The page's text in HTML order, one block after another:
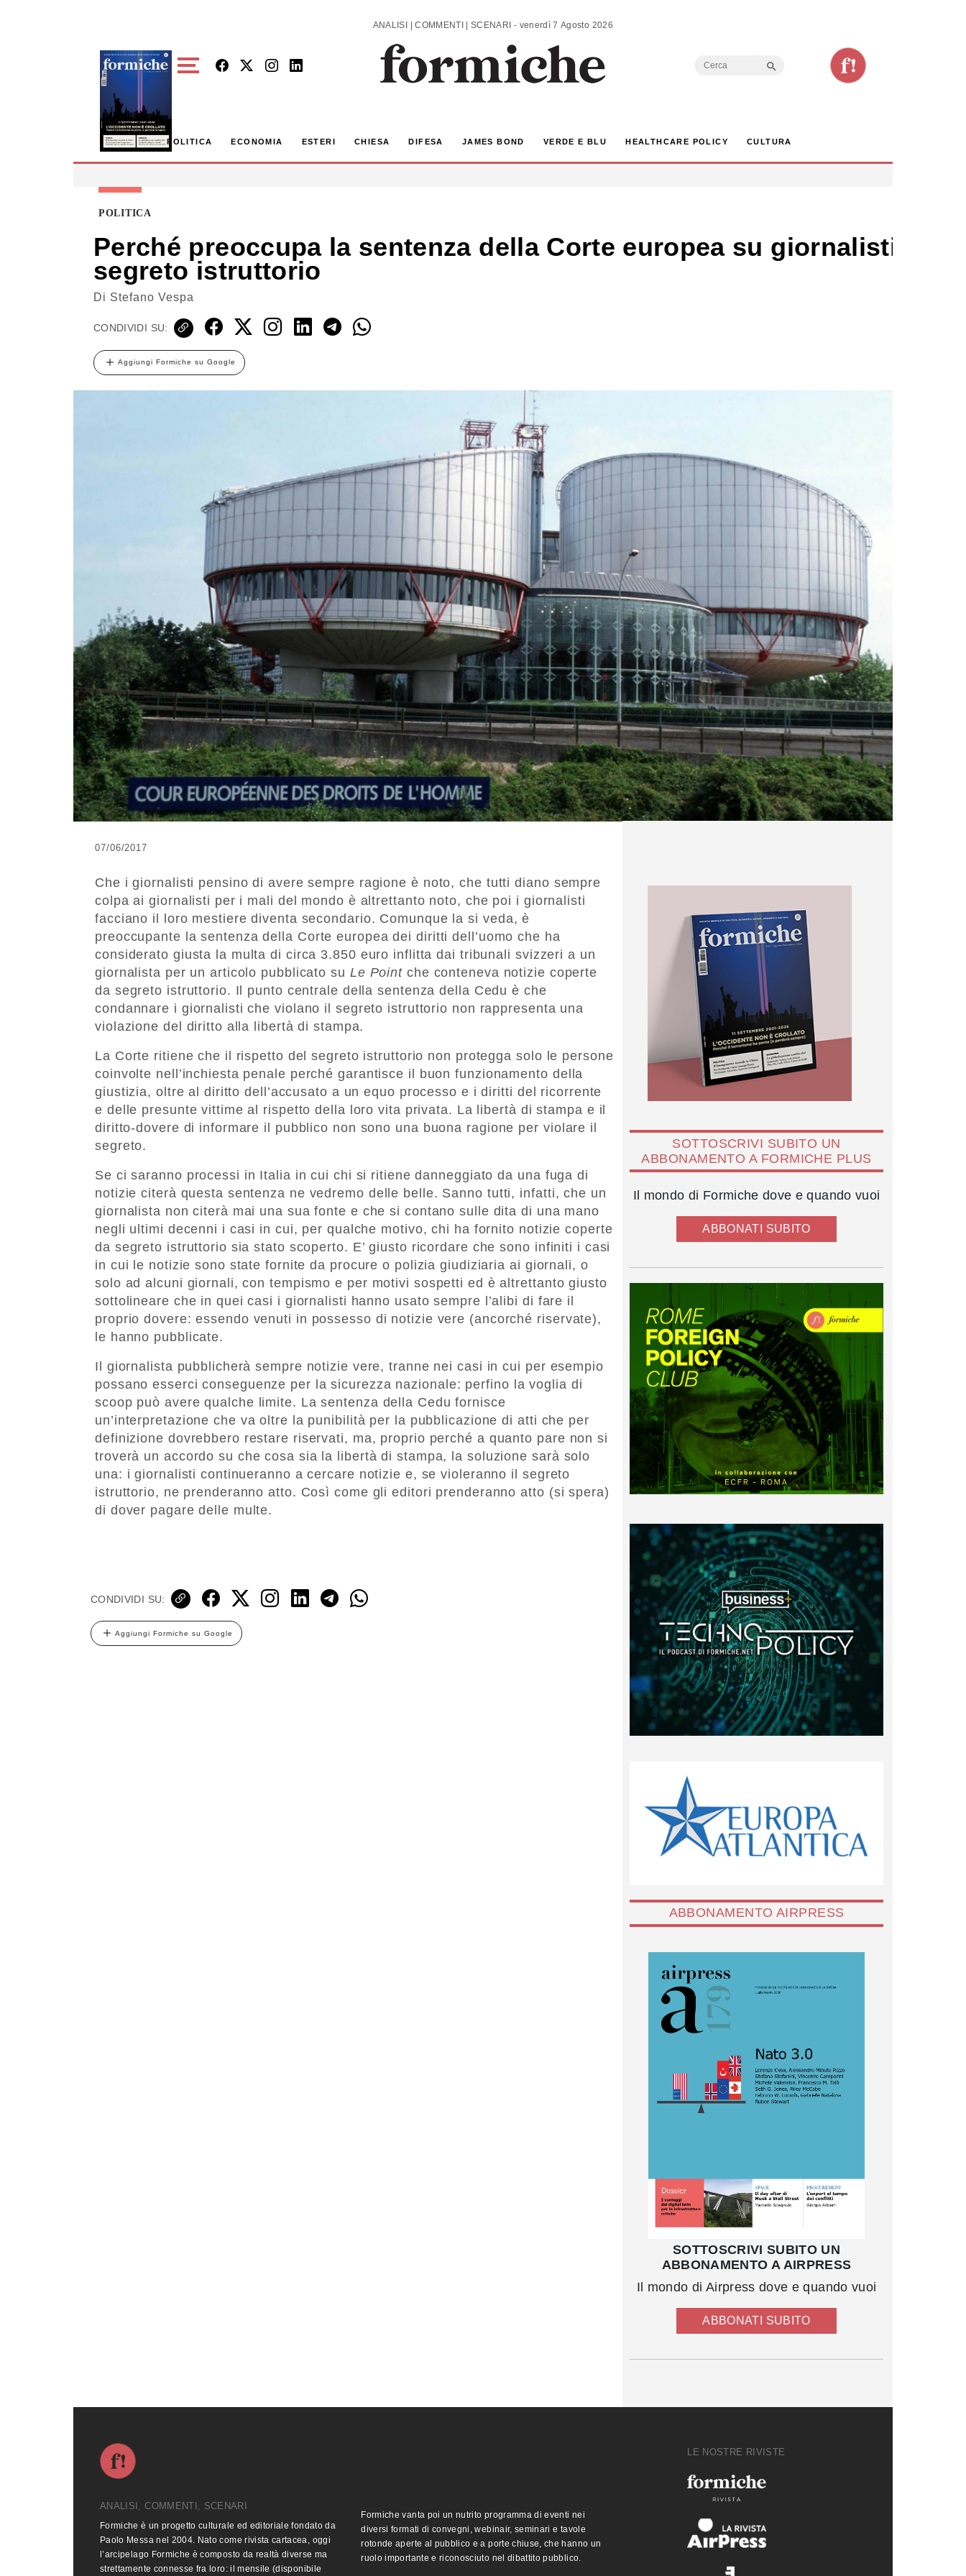
ANALISI | COMMENTI | SCENARI - venerdì 7 Agosto 2026
Search
POLITICA ECONOMIA ESTERI CHIESA DIFESA JAMES BOND VERDE E BLU HEALTHCARE POLICY CULTURA
POLITICA
Perché preoccupa la sentenza della Corte europea su giornalisti e
segreto istruttorio
Di Stefano Vespa
CONDIVIDI SU:
Aggiungi Formiche su Google
07/06/2017
Che i giornalisti pensino di avere sempre ragione è noto, che tutti diano sempre
colpa ai giornalisti per i mali del mondo è altrettanto noto, che poi i giornalisti
facciano il loro mestiere diventa secondario. Comunque la si veda, è
preoccupante la sentenza della Corte europea dei diritti dell’uomo che ha
considerato giusta la multa di circa 3.850 euro inflitta dai tribunali svizzeri a un
giornalista per un articolo pubblicato su Le Point che conteneva notizie coperte
da segreto istruttorio. Il punto centrale della sentenza della Cedu è che
condannare i giornalisti che violano il segreto istruttorio non rappresenta una
violazione del diritto alla libertà di stampa.
La Corte ritiene che il rispetto del segreto istruttorio non protegga solo le persone
coinvolte nell’inchiesta penale perché garantisce il buon funzionamento della
giustizia, oltre al diritto dell’accusato a un equo processo e i diritti del ricorrente
e delle presunte vittime al rispetto della loro vita privata. La libertà di stampa e il
diritto-dovere di informare il pubblico non sono una buona ragione per violare il
segreto.
Se ci saranno processi in Italia in cui chi si ritiene danneggiato da una fuga di
notizie citerà questa sentenza ne vedremo delle belle. Sanno tutti, infatti, che un
giornalista non citerà mai una sua fonte e che si contano sulle dita di una mano
negli ultimi decenni i casi in cui, per qualche motivo, chi ha fornito notizie coperte
da segreto istruttorio sia stato scoperto. E’ giusto ricordare che sono infiniti i casi
in cui le notizie sono state fornite da procure o polizia giudiziaria ai giornali, o
solo ad alcuni giornali, con tempismo e per motivi sospetti ed è altrettanto giusto
sottolineare che in quei casi i giornalisti hanno usato sempre l’alibi di fare il
proprio dovere: essendo venuti in possesso di notizie vere (ancorché riservate),
le hanno pubblicate.
Il giornalista pubblicherà sempre notizie vere, tranne nei casi in cui per esempio
possano esserci conseguenze per la sicurezza nazionale: perfino la voglia di
scoop può avere qualche limite. La sentenza della Cedu fornisce
un’interpretazione che va oltre la punibilità per la pubblicazione di atti che per
definizione dovrebbero restare riservati, ma, proprio perché a quanto pare non si
troverà un accordo su che cosa sia la libertà di stampa, la soluzione sarà solo
una: i giornalisti continueranno a cercare notizie e, se violeranno il segreto
istruttorio, ne prenderanno atto. Così come gli editori prenderanno atto (si spera)
di dover pagare delle multe.
CONDIVIDI SU:
Aggiungi Formiche su Google
SOTTOSCRIVI SUBITO UN
ABBONAMENTO A FORMICHE PLUS
Il mondo di Formiche dove e quando vuoi
ABBONATI SUBITO
ABBONAMENTO AIRPRESS
SOTTOSCRIVI SUBITO UN
ABBONAMENTO A AIRPRESS
Il mondo di Airpress dove e quando vuoi
ABBONATI SUBITO
ANALISI, COMMENTI, SCENARI
Formiche è un progetto culturale ed editoriale fondato da
Paolo Messa nel 2004. Nato come rivista cartacea, oggi
l’arcipelago Formiche è composto da realtà diverse ma
strettamente connesse fra loro: il mensile (disponibile
Formiche vanta poi un nutrito programma di eventi nei
diversi formati di convegni, webinair, seminari e tavole
rotonde aperte al pubblico e a porte chiuse, che hanno un
ruolo importante e riconosciuto nel dibattito pubblico.
LE NOSTRE RIVISTE